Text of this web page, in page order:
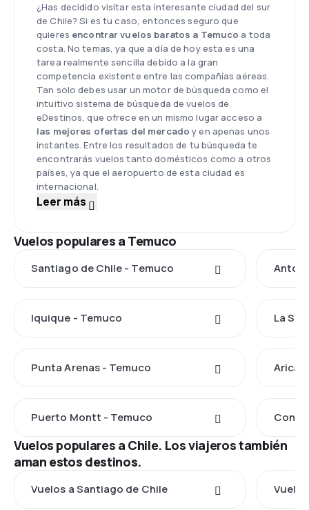
¿Has decidido visitar esta interesante ciudad del sur
de Chile? Si es tu caso, entonces seguro que
quieres encontrar vuelos baratos a Temuco a toda
costa. No temas, ya que a día de hoy esta es una
tarea realmente sencilla debido a la gran
competencia existente entre las compañías aéreas.
Tan solo debes usar un motor de búsqueda como el
intuitivo sistema de búsqueda de vuelos de
eDestinos, que ofrece en un mismo lugar acceso a
las mejores ofertas del mercado y en apenas unos
instantes. Entre los resultados de tu búsqueda te
encontrarás vuelos tanto domésticos como a otros
países, ya que el aeropuerto de esta ciudad es
internacional.
Leer más
Vuelos populares a Temuco
Santiago de Chile - Temuco
Iquique - Temuco La
Punta Arenas - Temuco Arica
Puerto Montt - Temuco
Vuelos populares a Chile. Los viajeros también
aman estos destinos.
Vuelos a Santiago de Chile